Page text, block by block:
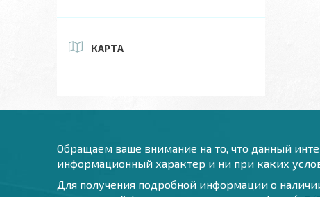
КАРТА
Обращаем ваше внимание на то, что данный
информационный характер и ни при каких
Для получения подробной информации о